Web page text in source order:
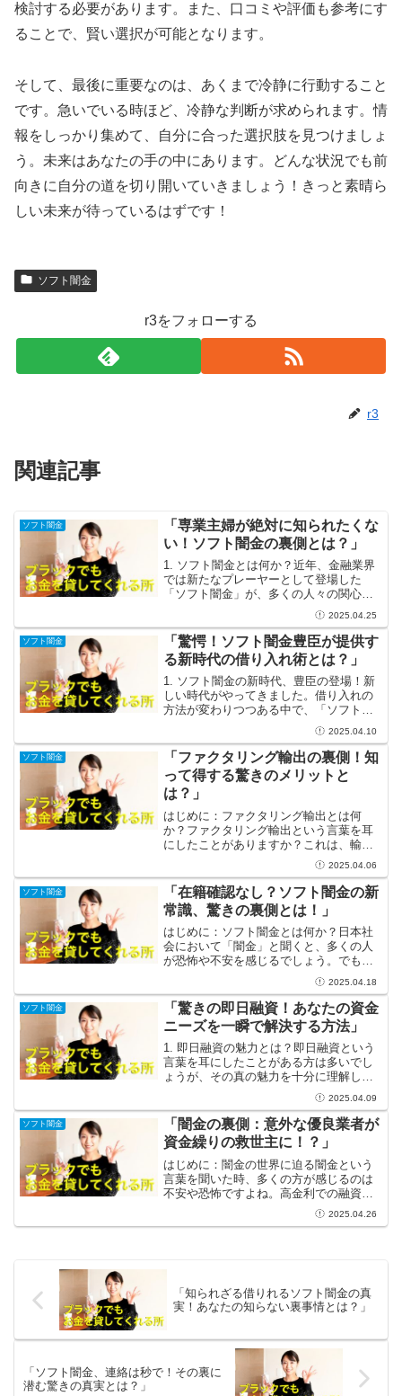
検討する必要があります。また、口コミや評価も参考にす
ることで、賢い選択が可能となります。
そして、最後に重要なのは、あくまで冷静に行動すること
です。急いでいる時ほど、冷静な判断が求められます。情
報をしっかり集めて、自分に合った選択肢を見つけましょ
う。未来はあなたの手の中にあります。どんな状況でも前
向きに自分の道を切り開いていきましょう！きっと素晴ら
しい未来が待っているはずです！
ソフト闇金
r3をフォローする
r3
関連記事
ソフト闇金
「専業主婦が絶対に知られたくな
い！ソフト闇金の裏側とは？」
1. ソフト闇金とは何か？近年、金融業界
では新たなプレーヤーとして登場した
「ソフト闇金」が、多くの人々の関心を
集めています。これらの業者は、通常の
金融機関では融資が難しい人々に対し
て、比較的緩やかな条件でお金を貸し出
すことを特徴としています...
2025.04.25
ソフト闇金
「驚愕！ソフト闇金豊臣が提供す
る新時代の借り入れ術とは？」
1. ソフト闇金の新時代、豊臣の登場！新
しい時代がやってきました。借り入れの
方法が変わりつつある中で、「ソフト闇
金」と呼ばれる新しいカテゴリが注目を
集めています。その中でも「ソフト闇金
豊臣」は、特に際立ったサービスを提供
しています。これまで...
2025.04.10
ソフト闇金
「ファクタリング輸出の裏側！知
って得する驚きのメリットと
は？」
はじめに：ファクタリング輸出とは何
か？ファクタリング輸出という言葉を耳
にしたことがありますか？これは、輸出
業界における魅力的な資金調達手法の一
つであり、特に中小企業にとっては非常
に価値のある仕組みです。簡単に言え
ば、商品を輸出した際に受け取...
2025.04.06
ソフト闇金
「在籍確認なし？ソフト闇金の新
常識、驚きの裏側とは！」
はじめに：ソフト闇金とは何か？日本社
会において「闇金」と聞くと、多くの人
が恐怖や不安を感じるでしょう。でも、
最近注目を集めている「ソフト闇金」
は、従来のイメージとは一味違った存在
です。ソフト闇金とは、貸付条件が比較
的緩和されており、在籍確認...
2025.04.18
ソフト闇金
「驚きの即日融資！あなたの資金
ニーズを一瞬で解決する方法」
1. 即日融資の魅力とは？即日融資という
言葉を耳にしたことがある方は多いでし
ょうが、その真の魅力を十分に理解して
いる人は少ないかもしれません。即日融
資は、急な資金ニーズに対して迅速に応
える素晴らしいサービスです。例えば、
予期せぬ出費や急なイ...
2025.04.09
ソフト闇金
「闇金の裏側：意外な優良業者が
資金繰りの救世主に！？」
はじめに：闇金の世界に迫る闇金という
言葉を聞いた時、多くの方が感じるのは
不安や恐怖ですよね。高金利での融資や
厳しい取り立てのイメージが強く、その
存在を避けたくなるのも当然です。しか
2025.04.26
「知られざる借りれるソフト闇金の真
実！あなたの知らない裏事情とは？」
「ソフト闇金、連絡は秒で！その裏に
潜む驚きの真実とは？」